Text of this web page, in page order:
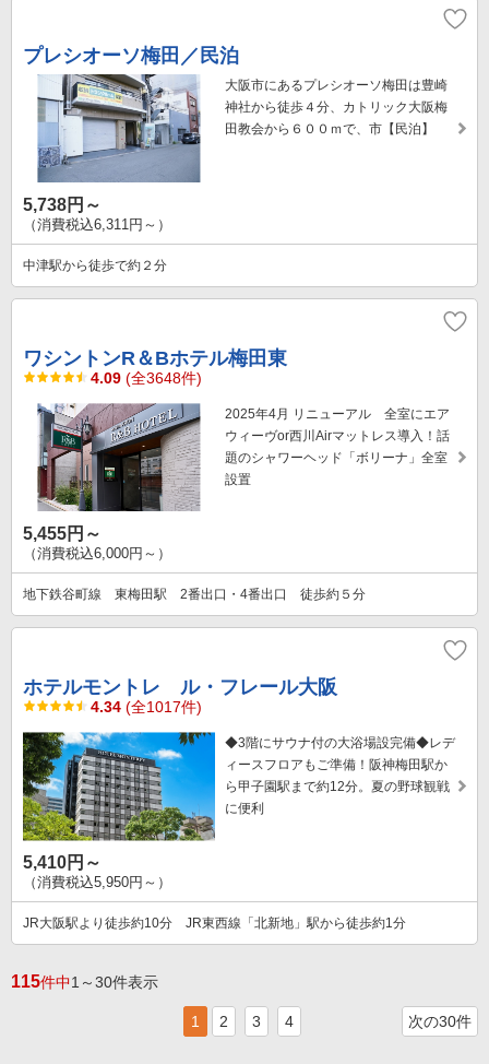
プレシオーソ梅田／民泊
大阪市にあるプレシオーソ梅田は豊崎
神社から徒歩４分、カトリック大阪梅
田教会から６００ｍで、市【民泊】
5,738円～
（消費税込6,311円～）
中津駅から徒歩で約２分
ワシントンR＆Bホテル梅田東
4.09 (全3648件)
2025年4月 リニューアル 全室にエア
ウィーヴor西川Airマットレス導入！話
題のシャワーヘッド「ボリーナ」全室
設置
5,455円～
（消費税込6,000円～）
地下鉄谷町線 東梅田駅 2番出口・4番出口 徒歩約５分
ホテルモントレ ル・フレール大阪
4.34 (全1017件)
◆3階にサウナ付の大浴場設完備◆レデ
ィースフロアもご準備！阪神梅田駅か
ら甲子園駅まで約12分。夏の野球観戦
に便利
5,410円～
（消費税込5,950円～）
JR大阪駅より徒歩約10分 JR東西線「北新地」駅から徒歩約1分
115件中1～30件表示
1 2 3 4 次の30件